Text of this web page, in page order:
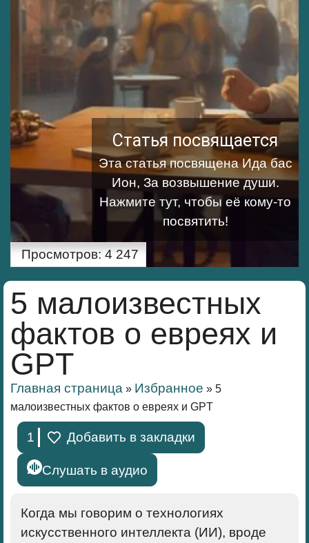
Статья посвящается
Эта статья посвященаИда бас
Ион, За возвышение души.
Нажмите тут, чтобы её кому-то
посвятить!
Просмотров: 4 247
5 малоизвестных
фактов о евреях и
GPT
Главная страница » Избранное » 5
малоизвестных фактов о евреях и GPT
1 Добавить в закладки
Слушать в аудио
Когда мы говорим о технологиях
искусственного интеллекта (ИИ), вроде